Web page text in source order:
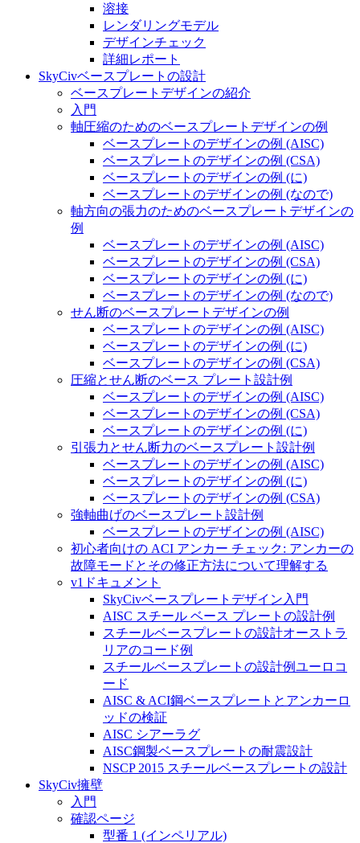
溶接
レンダリングモデル
デザインチェック
詳細レポート
SkyCivベースプレートの設計
ベースプレートデザインの紹介
入門
軸圧縮のためのベースプレートデザインの例
ベースプレートのデザインの例 (AISC)
ベースプレートのデザインの例 (CSA)
ベースプレートのデザインの例 (に)
ベースプレートのデザインの例 (なので)
軸方向の張力のためのベースプレートデザインの
例
ベースプレートのデザインの例 (AISC)
ベースプレートのデザインの例 (CSA)
ベースプレートのデザインの例 (に)
ベースプレートのデザインの例 (なので)
せん断のベースプレートデザインの例
ベースプレートのデザインの例 (AISC)
ベースプレートのデザインの例 (に)
ベースプレートのデザインの例 (CSA)
圧縮とせん断のベース プレート設計例
ベースプレートのデザインの例 (AISC)
ベースプレートのデザインの例 (CSA)
ベースプレートのデザインの例 (に)
引張力とせん断力のベースプレート設計例
ベースプレートのデザインの例 (AISC)
ベースプレートのデザインの例 (に)
ベースプレートのデザインの例 (CSA)
強軸曲げのベースプレート設計例
ベースプレートのデザインの例 (AISC)
初心者向けの ACI アンカー チェック: アンカーの
故障モードとその修正方法について理解する
v1ドキュメント
SkyCivベースプレートデザイン入門
AISC スチール ベース プレートの設計例
スチールベースプレートの設計オーストラ
リアのコード例
スチールベースプレートの設計例ユーロコ
ード
AISC & ACI鋼ベースプレートとアンカーロ
ッドの検証
AISC シアーラグ
AISC鋼製ベースプレートの耐震設計
NSCP 2015 スチールベースプレートの設計
SkyCiv擁壁
入門
確認ページ
型番 1 (インペリアル)